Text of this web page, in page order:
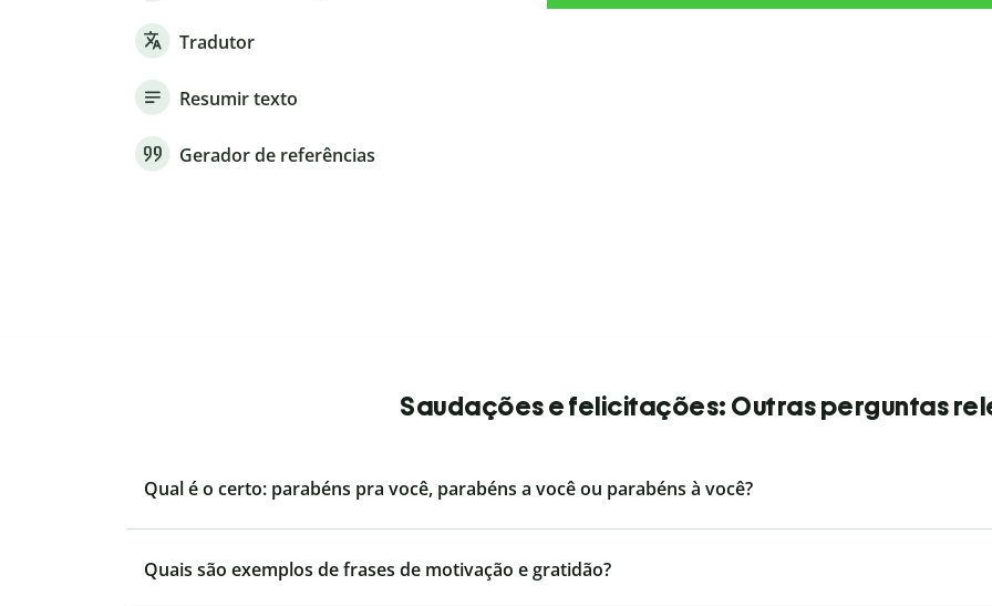
Tradutor
Resumir texto
Gerador de referências
Saudações e felicitações: Outras perguntas
Qual é o certo: parabéns pra você, parabéns a você ou parabéns à você?
Quais são exemplos de frases de motivação e gratidão?